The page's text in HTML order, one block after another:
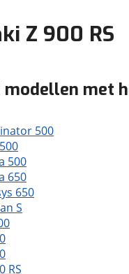
Z 900 RS
modellen met
500
500
650
650
S
RS